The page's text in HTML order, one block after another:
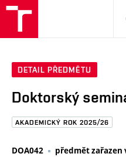
Brno
DETAIL PŘEDMĚTU
Doktorský
AKADEMICKÝ ROK 2025/26
DOA042 předmět zařazen